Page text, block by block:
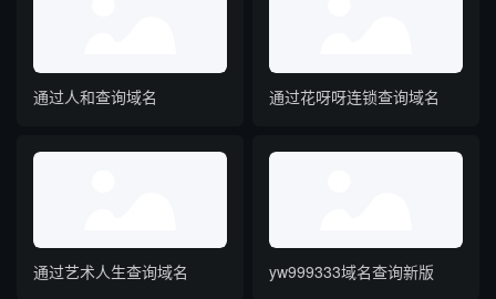
通过人和查询域名 通过花呀呀连锁查询域名
通过艺术人生查询域名 yw999333域名查询新版